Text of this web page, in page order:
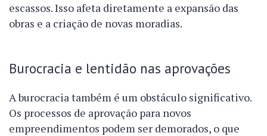
escassos. Isso afeta diretamente a expansão das
obras e a criação de novas moradias.
Burocracia e lentidão nas aprovações
A burocracia também é um obstáculo significativo.
Os processos de aprovação para novos
empreendimentos podem ser demorados, o que